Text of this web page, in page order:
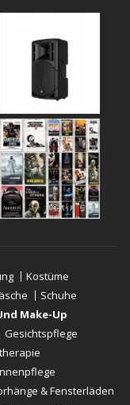
Kostüme
Schuhe
Make-Up
Gesichtspflege
& Fensterläden